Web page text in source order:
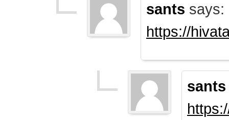
sants says:
https://
sants